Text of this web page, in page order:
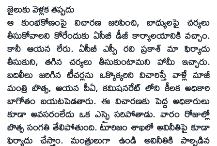
జైలుకు వెళ్లక తప్పదు
ఆ కుంభకోణంపై విచారణ జరిపించి, బాధ్యులపై చర్యలు
తీసుకోవాలని కోరేందుకు ఏసీబీ డీజీ కార్యాలయానికి వచ్చాం.
కానీ ఆయన లేరు. ఏసీబీ ఎస్పీ రవి ప్రకాశ్‌ మా ఫిర్యాదు
తీసుకుని, తగిన చర్యలు తీసుకుంటామని హామీ ఇచ్చారు.
బదిలీలు జరిగిన టీచర్లను ఒక్కొక్కరిని విచారిస్తే వాళ్లే మాజీ
మంత్రి బొత్స, ఆయన పీఏ, కమిషనరేట్‌ లోని కీలక అధికారి
బాగోతం బయటపెడతారు. ఈ విచారణకు పెద్ద అధికారులు
కూడా అవసరంలేదు ఒక ఎస్సై సరిపోతాడు. వారం రోజుల్లో
బొత్స సంగతి తేలిపోతుంది. టూరిజం శాఖలో అవినీతిపై కూడా
ఫిర్యాదు చేస్తాం. మంత్రులుగా ఉండి అవినీతికి పాల్పడిన